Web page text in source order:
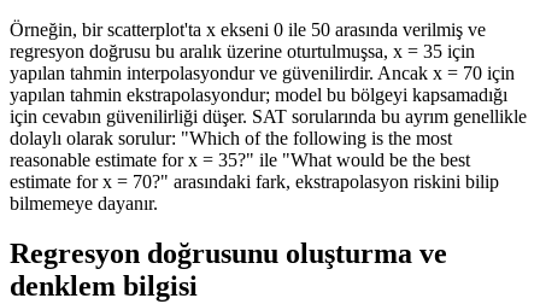
Örneğin, bir scatterplot'ta x ekseni 0 ile 50 arasında verilmiş ve
regresyon doğrusu bu aralık üzerine oturtulmuşsa, x = 35 için
yapılan tahmin interpolasyondur ve güvenilirdir. Ancak x = 70 için
yapılan tahmin ekstrapolasyondur; model bu bölgeyi kapsamadığı
için cevabın güvenilirliği düşer. SAT sorularında bu ayrım genellikle
dolaylı olarak sorulur: "Which of the following is the most
reasonable estimate for x = 35?" ile "What would be the best
estimate for x = 70?" arasındaki fark, ekstrapolasyon riskini bilip
bilmemeye dayanır.
Regresyon doğrusunu oluşturma ve
denklem bilgisi